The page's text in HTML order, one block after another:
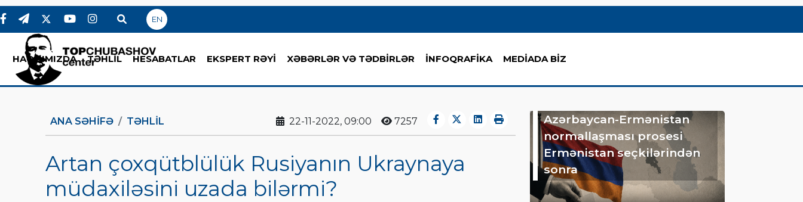
EN
HAQQIMIZDA TƏHLİL HESABATLAR EKSPERT RƏYİ XƏBƏRLƏR VƏ TƏDBİRLƏR İNFOQRAFİKA MEDİADA BİZ
ANA SƏHIFƏ TƏHLİL 22-11-2022, 09:00 7257
Artan çoxqütblülük Rusiyanın Ukraynaya
müdaxiləsini uzada bilərmi?
Azərbaycan-Ermənistan
normallaşması prosesi
Ermənistan seçkilərindən
sonra